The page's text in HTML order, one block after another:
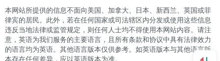
本网站所提供的信息不面向美国、加拿大、日本、新西兰、英国或菲
律宾的居民。此外，若在任何国家或司法辖区内分发或使用这些信息
违反当地法律或监管规定，则任何人士均不得使用本网站内容。请注
意，英语为我们服务的主要语言，且所有条款和协议中具有法律效力
的语言均为英语。其他语言版本仅供参考。如英语版本与其他语言版
本存在任何差异，应以英语版本为准。